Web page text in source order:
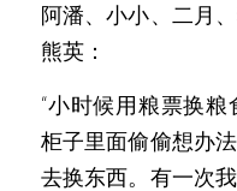
阿潘、小小、二月
熊英：
“小时候用粮票换粮
柜子里面偷偷想办
去换东西。有一次